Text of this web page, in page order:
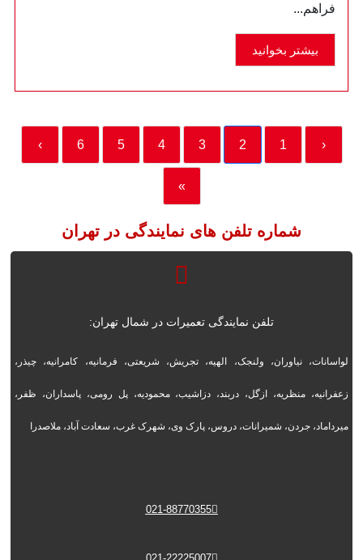
فراهم...
بیشتر بخوانید
‹
1
2
3
4
5
6
›
»
شماره تلفن های نمایندگی در تهران
تلفن نمایندگی تعمیرات در شمال تهران:
لواسانات، نیاوران، ولنجک، الهیه، تجریش، شریعتی، فرمانیه، کامرانیه، چیذر،
زعفرانیه، منظریه، ازگل، دربند، دزاشیب، محمودیه، پل رومی، پاسداران، ظفر،
میرداماد، جردن، شمیرانات، دروس، پارک وی، شهرک غرب، سعادت آباد، ملاصدرا
021-88770355